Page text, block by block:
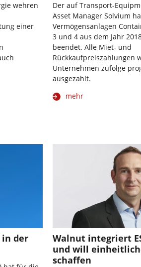
wehren
einer
Der auf Transport-
Asset Manager Solvium
Vermögensanlagen
3 und 4 aus dem Jahr
beendet. Alle Miet- und
Rückkaufpreiszahlungen
Unternehmen zufolge
ausgezahlt.
mehr
in der
Walnut integriert
und will
schaffen